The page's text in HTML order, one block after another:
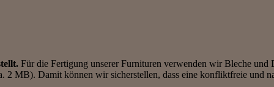
Für die Fertigung unserer Furnituren verwenden wir Bleche
2 MB). Damit können wir sicherstellen, dass eine konfliktfreie und